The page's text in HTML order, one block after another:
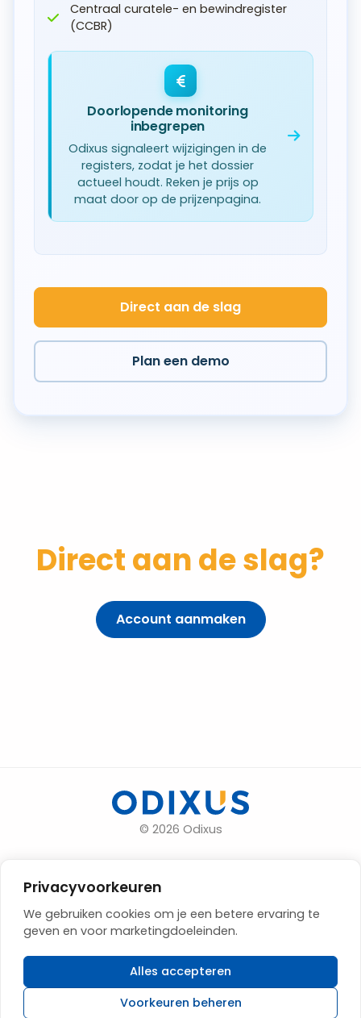
Privacyvoorkeuren
We gebruiken cookies om je een betere ervaring te
geven en voor marketingdoeleinden.
Alles accepteren
Voorkeuren beheren
Centraal curatele- en bewindregister
(CCBR)
Doorlopende monitoring
inbegrepen
Odixus signaleert wijzigingen in de
registers, zodat je het dossier
actueel houdt. Reken je prijs op
maat door op de prijzenpagina.
Direct aan de slag
Plan een demo
Direct aan de slag?
Account aanmaken
© 2026 Odixus
Algemene voorwaarden
Disclaimer
Status
Cookies beheren